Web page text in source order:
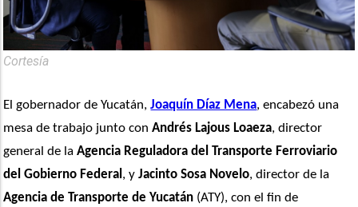
Cortesía
El gobernador de Yucatán, Joaquín Díaz Mena, encabezó una
mesa de trabajo junto con Andrés Lajous Loaeza, director
general de la Agencia Reguladora del Transporte Ferroviario
del Gobierno Federal , y Jacinto Sosa Novelo
Agencia de Transporte de Yucatán (ATY), con el fin de